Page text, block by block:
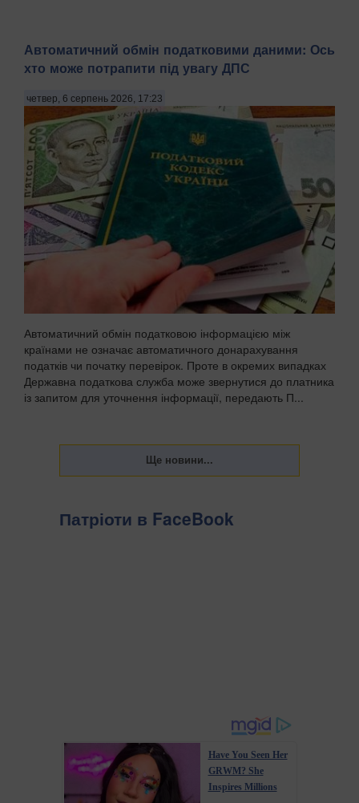
Автоматичний обмін податковими даними: Ось
хто може потрапити під увагу ДПС
четвер, 6 серпень 2026, 17:23
Автоматичний обмін податковою інформацією між
країнами не означає автоматичного донарахування
податків чи початку перевірок. Проте в окремих випадках
Державна податкова служба може звернутися до платника
із запитом для уточнення інформації, передають П...
Патріоти в FaceBook
Have You Seen Her
GRWM? She
Inspires Millions